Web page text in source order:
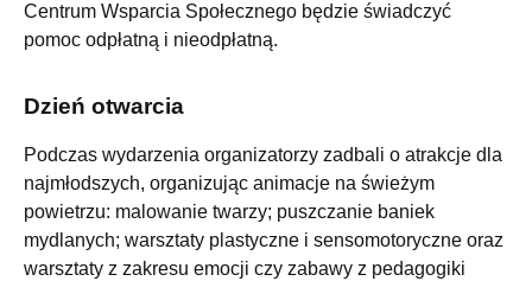
Centrum Wsparcia Społecznego będzie świadczyć
pomoc odpłatną i nieodpłatną.
Dzień otwarcia
Podczas wydarzenia organizatorzy zadbali o atrakcje dla
najmłodszych, organizując animacje na świeżym
powietrzu: malowanie twarzy; puszczanie baniek
mydlanych; warsztaty plastyczne i sensomotoryczne oraz
warsztaty z zakresu emocji czy zabawy z pedagogiki